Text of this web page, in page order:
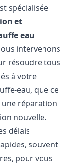
spécialisée
et
eau
intervenons
résoudre tous
à votre
eau, que ce
réparation
nouvelle.
délais
souvent
pour vous